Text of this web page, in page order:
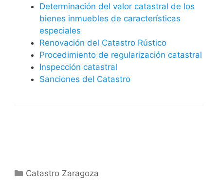
Determinación del valor catastral de los
bienes inmuebles de características
especiales
Renovación del Catastro Rústico
Procedimiento de regularización catastral
Inspección catastral
Sanciones del Catastro
Categorías
Catastro Zaragoza